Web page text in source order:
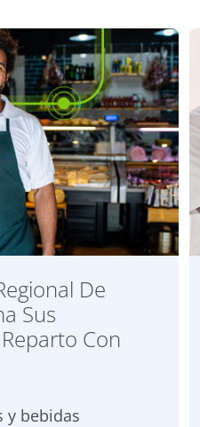
De
Sus
Con
y bebidas